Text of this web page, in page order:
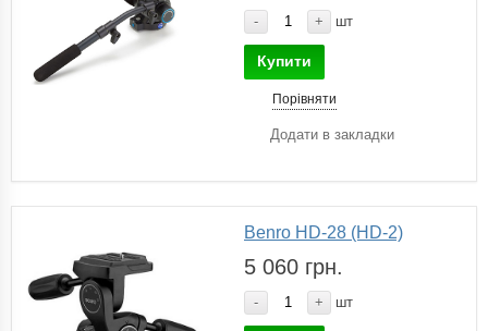
- + шт
Купити
Порівняти
Додати в закладки
Benro HD-28 (HD-2)
5 060 грн.
- + шт